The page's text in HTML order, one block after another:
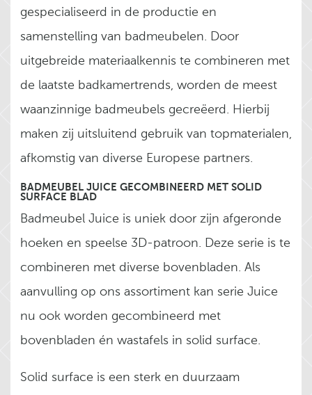
gespecialiseerd in de productie en
samenstelling van badmeubelen. Door
uitgebreide materiaalkennis te combineren met
de laatste badkamertrends, worden de meest
waanzinnige badmeubels gecreëerd. Hierbij
maken zij uitsluitend gebruik van topmaterialen,
afkomstig van diverse Europese partners.
BADMEUBEL JUICE GECOMBINEERD MET SOLID
SURFACE BLAD
Badmeubel Juice is uniek door zijn afgeronde
hoeken en speelse 3D-patroon. Deze serie is te
combineren met diverse bovenbladen. Als
aanvulling op ons assortiment kan serie Juice
nu ook worden gecombineerd met
bovenbladen én wastafels in solid surface.
Solid surface is een sterk en duurzaam